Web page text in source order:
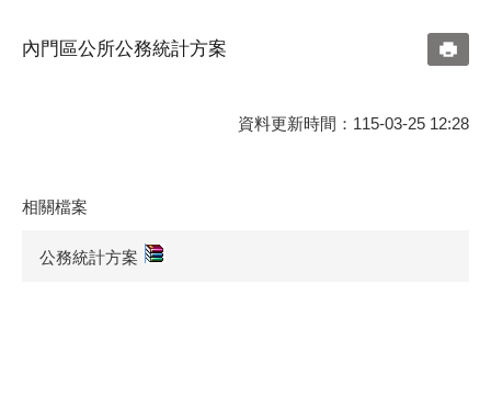
內門區公所公務統計方案
資料更新時間：115-03-25 12:28
相關檔案
公務統計方案